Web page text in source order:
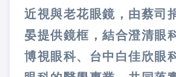
近視與老花眼鏡，由蔡司
晏提供鏡框，結合澄清眼
博視眼科、台中白佳欣眼